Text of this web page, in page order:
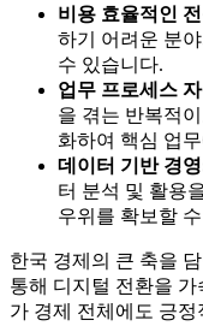
비용 효율적인
하기 어려운 분
수 있습니다.
업무 프로세스
을 겪는 반복적
화하여 핵심 업
데이터 기반 경
터 분석 및 활용
우위를 확보할
한국 경제의 큰 축을
통해 디지털 전환을
가 경제 전체에도 긍